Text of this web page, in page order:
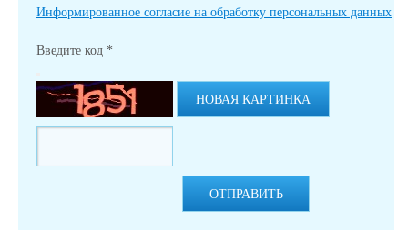
Информированное согласие на обработку персональных данных
Введите код *
НОВАЯ КАРТИНКА
ОТПРАВИТЬ